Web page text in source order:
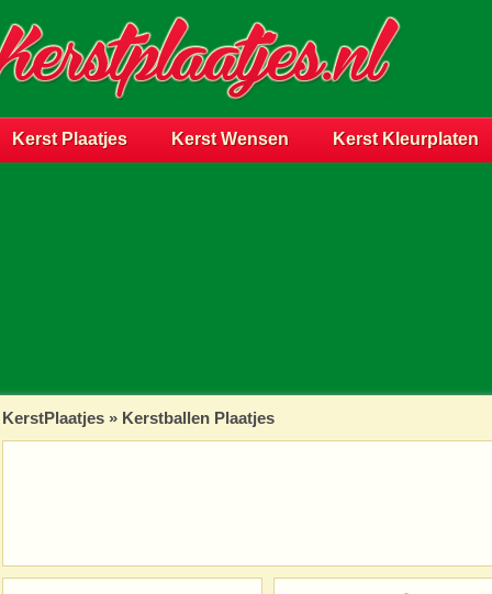
Kerst Plaatjes Kerst Wensen Kerst Kleurplaten
KerstPlaatjes » Kerstballen Plaatjes